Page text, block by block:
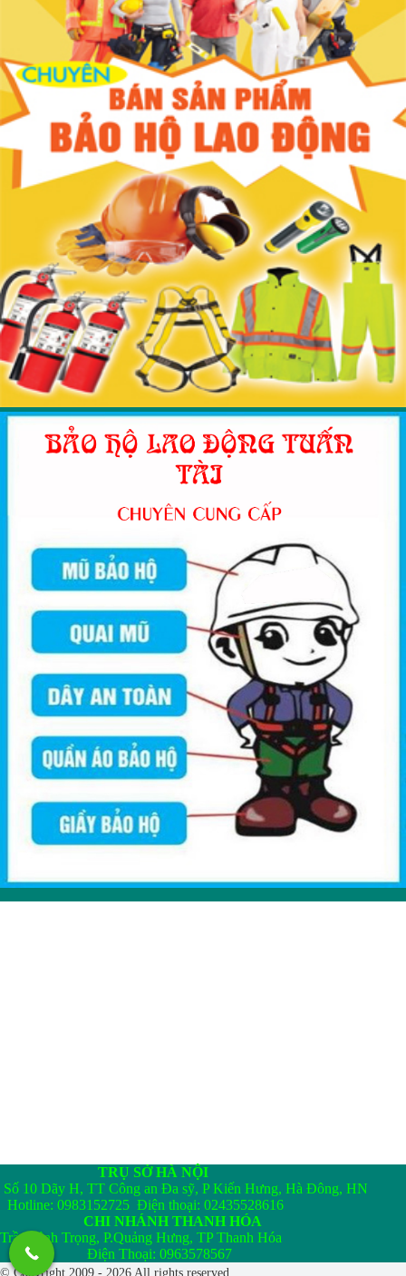
TRỤ SỞ HÀ NỘI
Số 10 Dãy H, TT Công an Đa sỹ, P Kiến Hưng, Hà Đông, HN
Hotline: 0983152725 Điện thoại: 02435528616
CHI NHÁNH THANH HÓA
Trần Bình Trọng, P.Quảng Hưng, TP Thanh Hóa
Điện Thoại: 0963578567
© Copyright 2009 - 2026 All rights reserved.